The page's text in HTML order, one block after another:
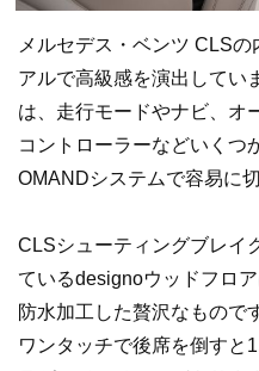
メルセデス・ベンツ CLS
アルで高級感を演出してい
は、走行モードやナビ、オ
コントローラーなどいくつ
OMANDシステムで容易に
CLSシューティングブレイ
ているdesignoウッドフロ
防水加工した贅沢なもので
ワンタッチで後席を倒すと